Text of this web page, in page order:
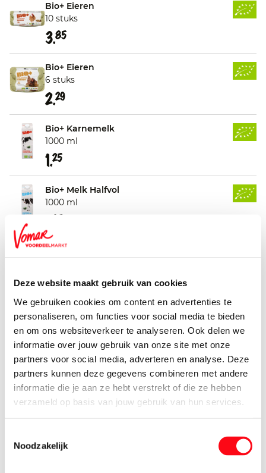
Deze website maakt gebruik van cookies
We gebruiken cookies om content en advertenties te
personaliseren, om functies voor social media te bieden
en om ons websiteverkeer te analyseren. Ook delen we
informatie over jouw gebruik van onze site met onze
partners voor social media, adverteren en analyse. Deze
partners kunnen deze gegevens combineren met andere
informatie die je aan ze hebt verstrekt of die ze hebben
verzameld op basis van jouw gebruik van hun services.
Noodzakelijk
Bio+ Eieren
10 stuks
3.85
Bio+ Eieren
6 stuks
2.29
Bio+ Karnemelk
1000 ml
1.25
Bio+ Melk Halfvol
1000 ml
35
Bio+ Melk Vol
1.35
Bio+ Roomboter Ongezout
250 gram
2. 85
Bio+ Yoghurt Halfvol
1000 ml
1.59
1000 ml